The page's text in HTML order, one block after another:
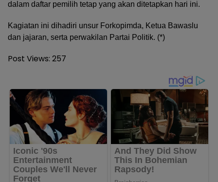
dalam daftar pemilih tetap yang akan ditetapkan hari ini.
Kagiatan ini dihadiri unsur Forkopimda, Ketua Bawaslu
dan jajaran, serta perwakilan Partai Politik. (*)
Post Views: 257